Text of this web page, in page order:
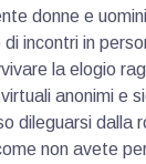
donne e
incontri in
la elogio
anonimi
dileguarsi dalla
non avete